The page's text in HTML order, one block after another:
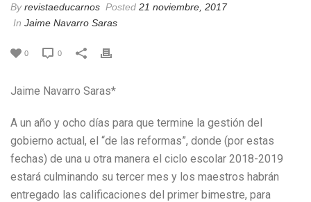
Byrevistaeducarnos Posted 21 noviembre, 2017
In Jaime Navarro Saras
0 0
Jaime Navarro Saras*
A un año y ocho días para que termine la gestión del
gobierno actual, el “de las reformas”, donde (por estas
fechas) de una u otra manera el ciclo escolar 2018-2019
estará culminando su tercer mes y los maestros habrán
entregado las calificaciones del primer bimestre, para